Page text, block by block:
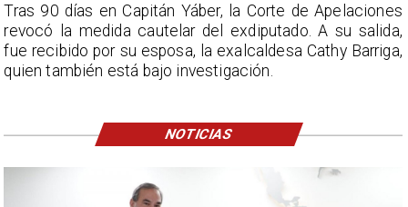
Tras 90 días en Capitán Yáber, la Corte de Apelaciones
revocó la medida cautelar del exdiputado. A su salida,
fue recibido por su esposa, la exalcaldesa Cathy Barriga,
quien también está bajo investigación.
NOTICIAS